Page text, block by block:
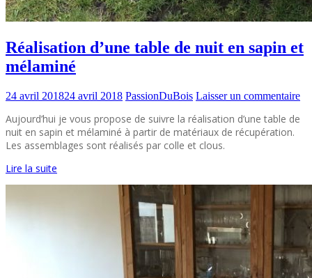
Réalisation d’une table de nuit en sapin et
mélaminé
24 avril 201824 avril 2018 PassionDuBois Laisser un commentaire
Aujourd’hui je vous propose de suivre la réalisation d’une table de
nuit en sapin et mélaminé à partir de matériaux de récupération.
Les assemblages sont réalisés par colle et clous.
Lire la suite